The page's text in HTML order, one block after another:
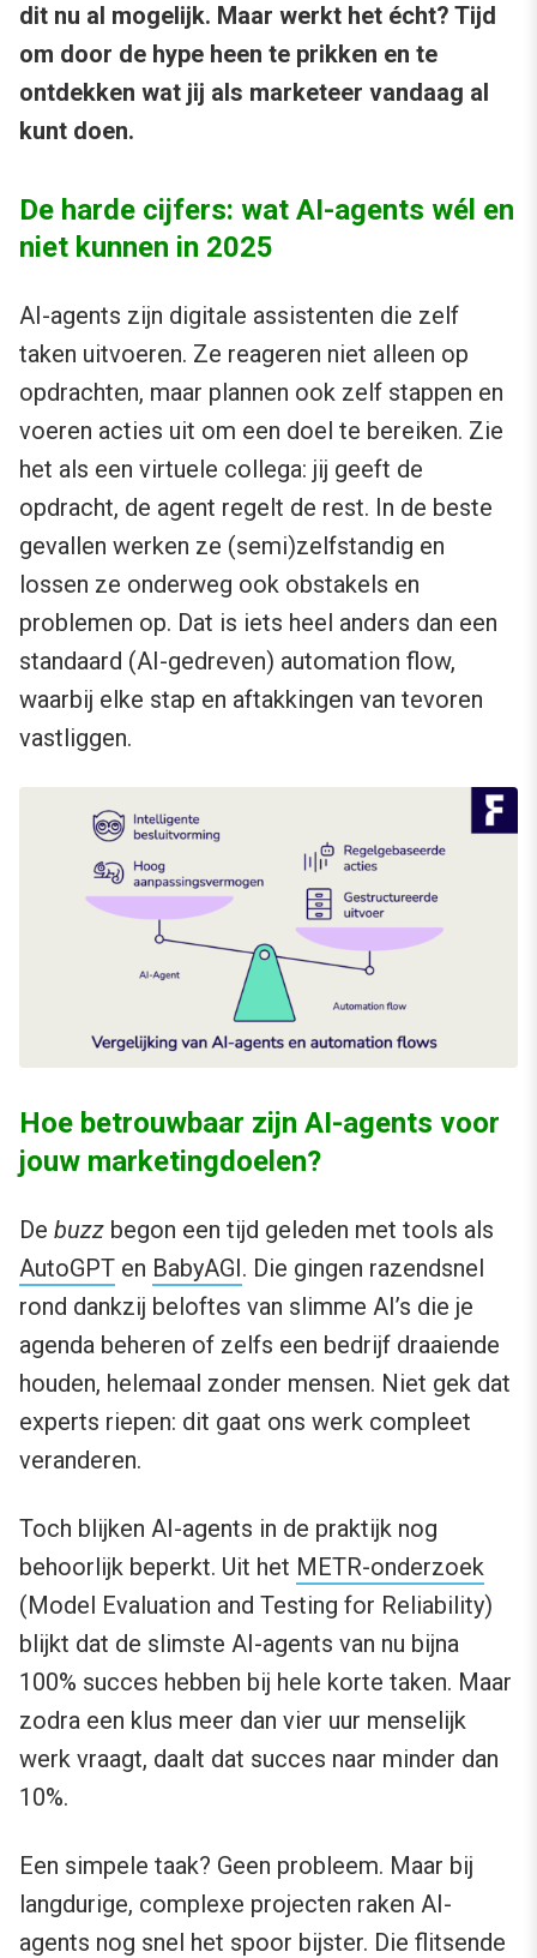
dit nu al mogelijk. Maar werkt het écht? Tijd
om door de hype heen te prikken en te
ontdekken wat jij als marketeer vandaag al
kunt doen.
De harde cijfers: wat AI-agents wél en
niet kunnen in 2025
AI-agents zijn digitale assistenten die zelf
taken uitvoeren. Ze reageren niet alleen op
opdrachten, maar plannen ook zelf stappen en
voeren acties uit om een doel te bereiken. Zie
het als een virtuele collega: jij geeft de
opdracht, de agent regelt de rest. In de beste
gevallen werken ze (semi)zelfstandig en
lossen ze onderweg ook obstakels en
problemen op. Dat is iets heel anders dan een
standaard (AI-gedreven) automation flow,
waarbij elke stap en aftakkingen van tevoren
vastliggen.
Hoe betrouwbaar zijn AI-agents voor
jouw marketingdoelen?
De buzz begon een tijd geleden met tools als
AutoGPT en BabyAGI. Die gingen razendsnel
rond dankzij beloftes van slimme AI’s die je
agenda beheren of zelfs een bedrijf draaiende
houden, helemaal zonder mensen. Niet gek dat
experts riepen: dit gaat ons werk compleet
veranderen.
Toch blijken AI-agents in de praktijk nog
behoorlijk beperkt. Uit het METR-onderzoek
(Model Evaluation and Testing for Reliability)
blijkt dat de slimste AI-agents van nu bijna
100% succes hebben bij hele korte taken. Maar
zodra een klus meer dan vier uur menselijk
werk vraagt, daalt dat succes naar minder dan
10%.
Een simpele taak? Geen probleem. Maar bij
langdurige, complexe projecten raken AI-
agents nog snel het spoor bijster. Die flitsende